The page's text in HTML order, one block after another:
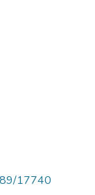
17740